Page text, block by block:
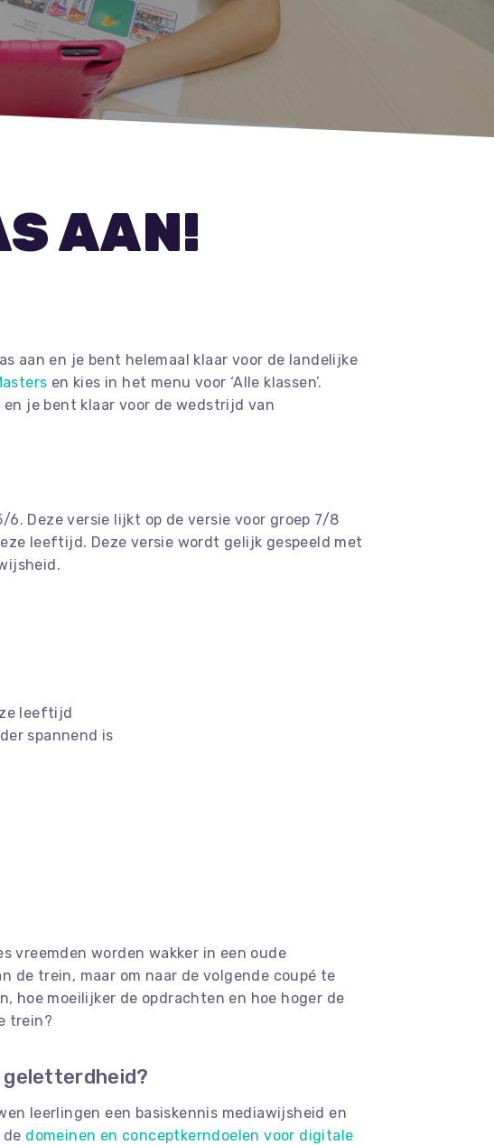
AAN!
aan en je bent helemaal klaar voor de landelijke
en kies in het menu voor ‘Alle klassen’.
en je bent klaar voor de wedstrijd van
6. Deze versie lijkt op de versie voor groep 7/8
leeftijd. Deze versie wordt gelijk gespeeld met
leeftijd
spannend is
vreemden worden wakker in een oude
de trein, maar om naar de volgende coupé te
hoe moeilijker de opdrachten en hoe hoger de
trein?
geletterdheid?
leerlingen een basiskennis mediawijsheid en
de domeinen en conceptkerndoelen voor digitale